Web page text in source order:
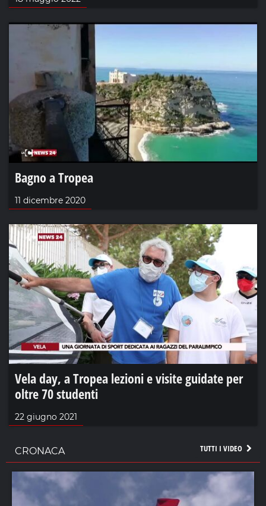
Bagno a Tropea
11 dicembre 2020
Vela day, a Tropea lezioni e visite guidate per
oltre 70 studenti
22 giugno 2021
TUTTI I VIDEO
CRONACA